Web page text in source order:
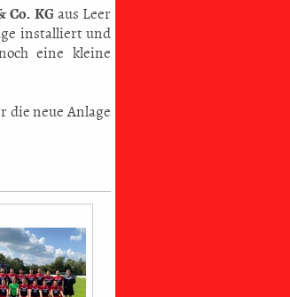
Co. KGaus Leer
installiert und
eine kleine
die neue Anlage